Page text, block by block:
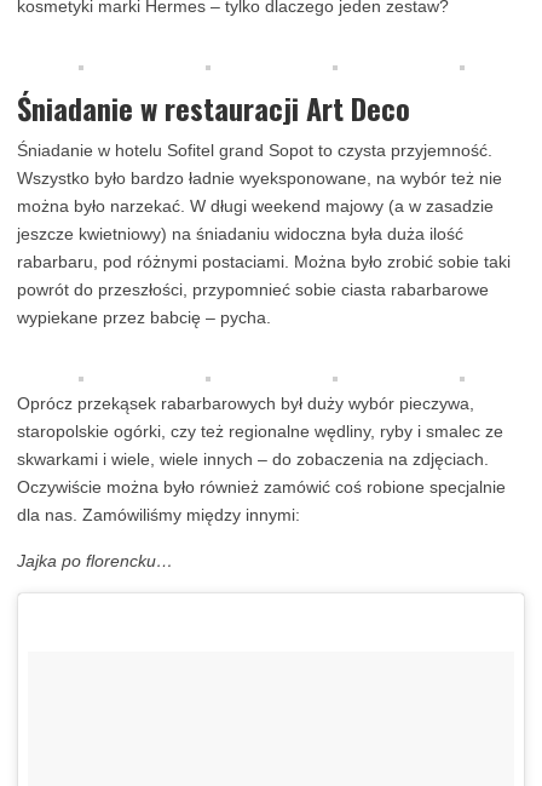
kosmetyki marki Hermes – tylko dlaczego jeden zestaw?
Śniadanie w restauracji Art Deco
Śniadanie w hotelu Sofitel grand Sopot to czysta przyjemność.
Wszystko było bardzo ładnie wyeksponowane, na wybór też nie
można było narzekać. W długi weekend majowy (a w zasadzie
jeszcze kwietniowy) na śniadaniu widoczna była duża ilość
rabarbaru, pod różnymi postaciami. Można było zrobić sobie taki
powrót do przeszłości, przypomnieć sobie ciasta rabarbarowe
wypiekane przez babcię – pycha.
Oprócz przekąsek rabarbarowych był duży wybór pieczywa,
staropolskie ogórki, czy też regionalne wędliny, ryby i smalec ze
skwarkami i wiele, wiele innych – do zobaczenia na zdjęciach.
Oczywiście można było również zamówić coś robione specjalnie
dla nas. Zamówiliśmy między innymi:
Jajka po florencku…